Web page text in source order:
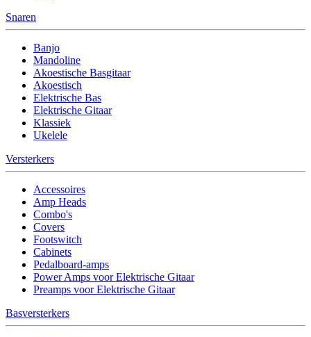
Snaren
Banjo
Mandoline
Akoestische Basgitaar
Akoestisch
Elektrische Bas
Elektrische Gitaar
Klassiek
Ukelele
Versterkers
Accessoires
Amp Heads
Combo's
Covers
Footswitch
Cabinets
Pedalboard-amps
Power Amps voor Elektrische Gitaar
Preamps voor Elektrische Gitaar
Basversterkers